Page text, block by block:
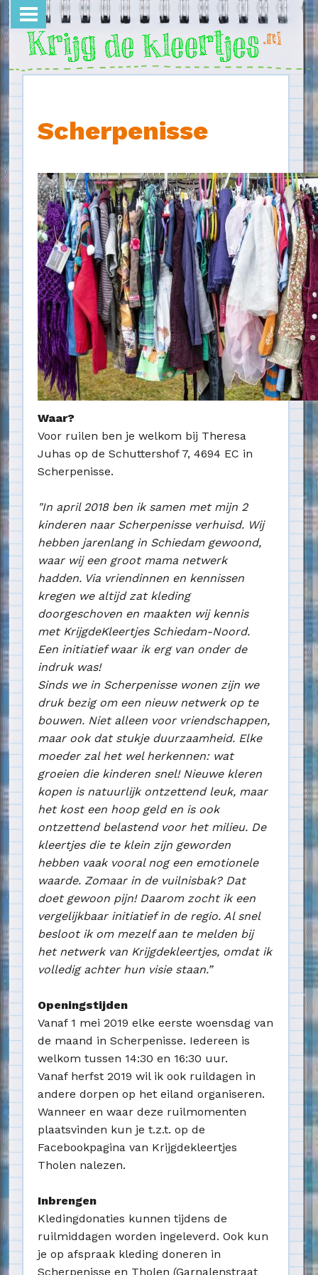
Overslaan en naar de inhoud gaan
Scherpenisse
Waar?
Voor ruilen ben je welkom bij Theresa
Juhas op de Schuttershof 7, 4694 EC in
Scherpenisse.
"In april 2018 ben ik samen met mijn 2
kinderen naar Scherpenisse verhuisd. Wij
hebben jarenlang in Schiedam gewoond,
waar wij een groot mama netwerk
hadden. Via vriendinnen en kennissen
kregen we altijd zat kleding
doorgeschoven en maakten wij kennis
met KrijgdeKleertjes Schiedam-Noord.
Een initiatief waar ik erg van onder de
indruk was!
Sinds we in Scherpenisse wonen zijn we
druk bezig om een nieuw netwerk op te
bouwen. Niet alleen voor vriendschappen,
maar ook dat stukje duurzaamheid. Elke
moeder zal het wel herkennen: wat
groeien die kinderen snel! Nieuwe kleren
kopen is natuurlijk ontzettend leuk, maar
het kost een hoop geld en is ook
ontzettend belastend voor het milieu. De
kleertjes die te klein zijn geworden
hebben vaak vooral nog een emotionele
waarde. Zomaar in de vuilnisbak? Dat
doet gewoon pijn! Daarom zocht ik een
vergelijkbaar initiatief in de regio. Al snel
besloot ik om mezelf aan te melden bij
het netwerk van Krijgdekleertjes, omdat ik
volledig achter hun visie staan.”
Openingstijden
Vanaf 1 mei 2019 elke eerste woensdag van
de maand in Scherpenisse. Iedereen is
welkom tussen 14:30 en 16:30 uur.
Vanaf herfst 2019 wil ik ook ruildagen in
andere dorpen op het eiland organiseren.
Wanneer en waar deze ruilmomenten
plaatsvinden kun je t.z.t. op de
Facebookpagina van Krijgdekleertjes
Tholen nalezen.
Inbrengen
Kledingdonaties kunnen tijdens de
ruilmiddagen worden ingeleverd. Ook kun
je op afspraak kleding doneren in
Scherpenisse en Tholen (Garnalenstraat